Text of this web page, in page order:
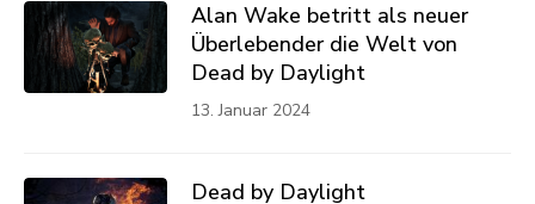
Alan Wake betritt als neuer
Überlebender die Welt von
Dead by Daylight
13. Januar 2024
Dead by Daylight